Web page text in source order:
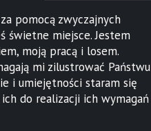
pomocą zwyczajnych
świetne miejsce. Jestem
moją pracą i losem.
mi zilustrować Państwu
i umiejętności staram się
do realizacji ich wymagań